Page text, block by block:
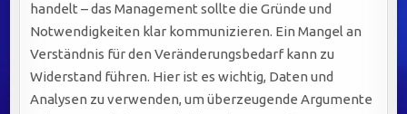
handelt – das Management sollte die Gründe und
Notwendigkeiten klar kommunizieren. Ein Mangel an
Verständnis für den Veränderungsbedarf kann zu
Widerstand führen. Hier ist es wichtig, Daten und
Analysen zu verwenden, um überzeugende Argumente